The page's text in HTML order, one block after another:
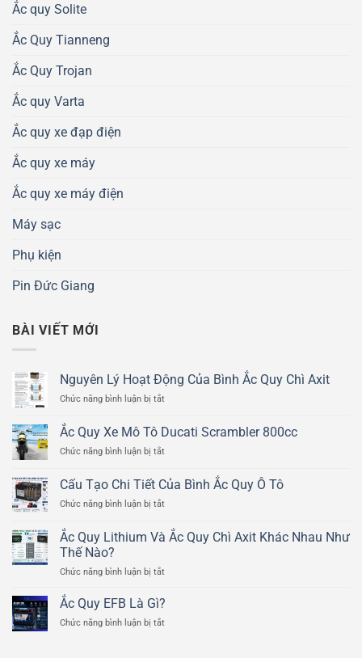
Ắc quy Solite
Ắc Quy Tianneng
Ắc Quy Trojan
Ắc quy Varta
Ắc quy xe đạp điện
Ắc quy xe máy
Ắc quy xe máy điện
Máy sạc
Phụ kiện
Pin Đức Giang
BÀI VIẾT MỚI
Nguyên Lý Hoạt Động Của Bình Ắc Quy Chì Axit
Chức năng bình luận bị tắt
Lý
Hoạt
Động
Bình
Quy
Axit
Ắc Quy Xe Mô Tô Ducati Scrambler 800cc
Chức năng bình luận bị tắt
Quy
Xe
Mô
Ducati
Scrambler
Cấu Tạo Chi Tiết Của Bình Ắc Quy Ô Tô
Chức năng bình luận bị tắt
Tạo
Chi
Của
Ắc
Ô
Ắc Quy Lithium Và Ắc Quy Chì Axit Khác Nhau Như
Thế Nào?
Chức năng bình luận bị tắt
Quy
Và
Ắc Quy EFB Là Gì?
Chức năng bình luận bị tắt